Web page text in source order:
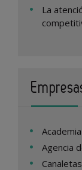
La
Agencia
Canaletas